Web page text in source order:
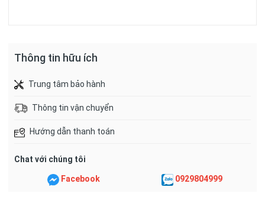
Thông tin hữu ích
Trung tâm bảo hành
Thông tin vận chuyển
Hướng dẫn thanh toán
Chat với chúng tôi
Facebook 0929804999